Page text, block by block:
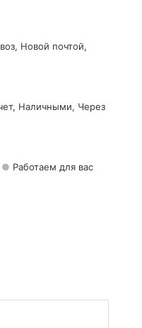
Новой почтой,
Наличными, Через
Работаем для вас